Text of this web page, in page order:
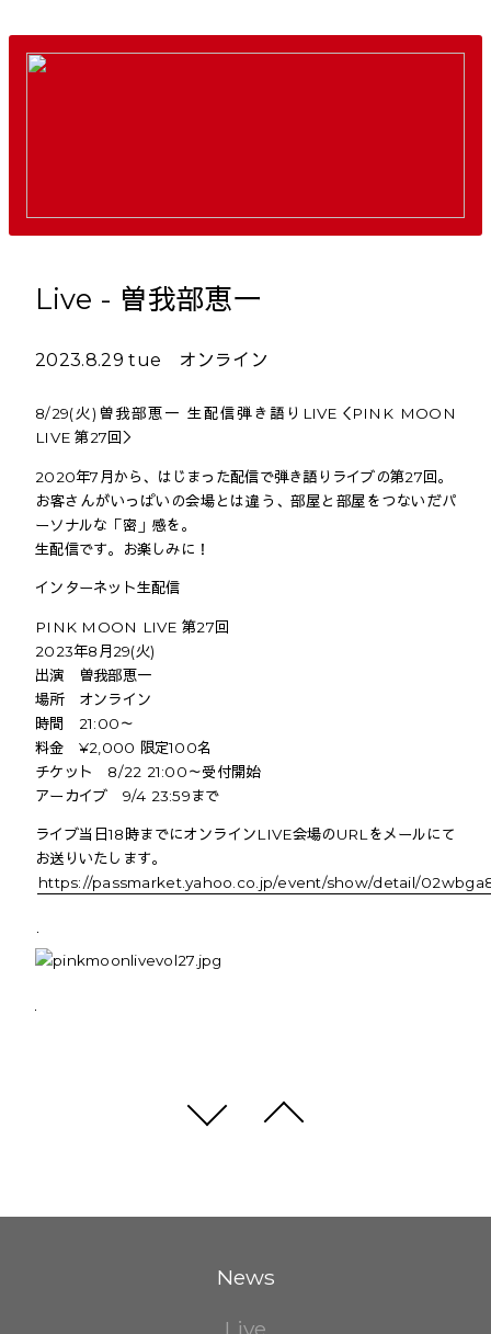
Live - 曽我部恵一
2023.8.29 tue オンライン
8/29(火)曽我部恵一 生配信弾き語りLIVE＜PINK MOON
LIVE 第27回＞
2020年7月から、はじまった配信で弾き語りライブの第27回。
お客さんがいっぱいの会場とは違う、部屋と部屋をつないだパ
ーソナルな「密」感を。
生配信です。お楽しみに！
インターネット生配信
PINK MOON LIVE 第27回
2023年8月29(火)
出演 曽我部恵一
場所 オンライン
時間 21:00～
料金 ¥2,000 限定100名
チケット 8/22 21:00～受付開始
アーカイブ 9/4 23:59まで
ライブ当日18時までにオンラインLIVE会場のURLをメールにて
お送りいたします。
https://passmarket.yahoo.co.jp/event/show/detail/
News
Live